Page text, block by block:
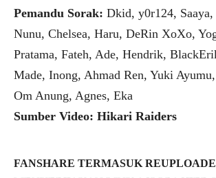
Pemandu Sorak: Dkid, y0r124,
Nunu, Chelsea, Haru, DeRin XoXo,
Pratama, Fateh, Ade, Hendrik,
Made, Inong, Ahmad Ren, Yuki
Om Anung, Agnes, Eka
Sumber Video: Hikari Raiders
FANSHARE TERMASUK